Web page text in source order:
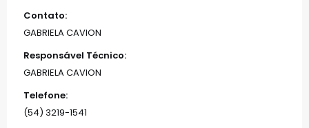
Contato:
GABRIELA CAVION
Responsável Técnico:
GABRIELA CAVION
Telefone:
(54) 3219-1541